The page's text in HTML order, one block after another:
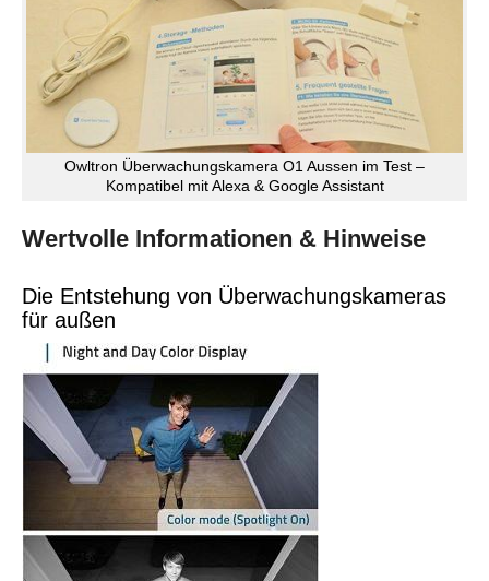
Owltron Überwachungskamera O1 Aussen im Test –
Kompatibel mit Alexa & Google Assistant
Wertvolle Informationen & Hinweise
Die Entstehung von Überwachungskameras
für außen